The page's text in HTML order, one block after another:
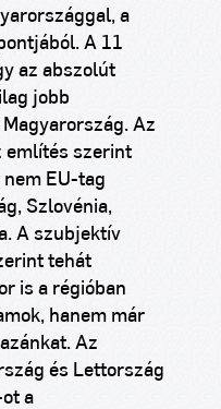
a
A 11
az abszolút
jobb
Az
említés szerint
EU-tag
Szlovénia,
A szubjektív
tehát
is a régióban
hanem már
Az
és Lettország
a